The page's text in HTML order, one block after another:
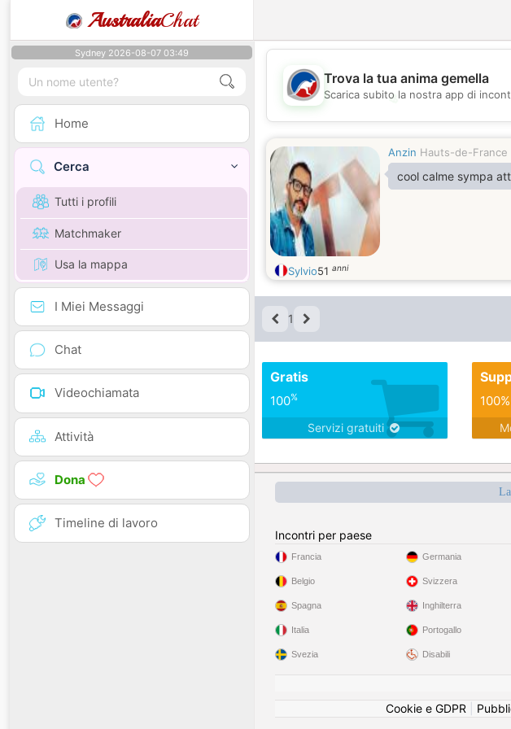
AustraliaChat
Sydney 2026-08-07 03:49
Home
Cerca
Tutti i profili
Matchmaker
Usa la mappa
I Miei Messaggi
Chat
Videochiamata
Attività
Dona
Timeline di lavoro
💖
Trova la tua anima gemella
Scarica subito la nostra app di
Anzin Hauts-de-France
cool calme sympa
Sylvio51 anni
1
Gratis
100%
Servizi gratuiti
Incontri per paese
Francia
Belgio
Spagna
Italia
Svezia
Germania
Svizzera
Inghilterra
Portogallo
Disabili
Cookie e GDPR